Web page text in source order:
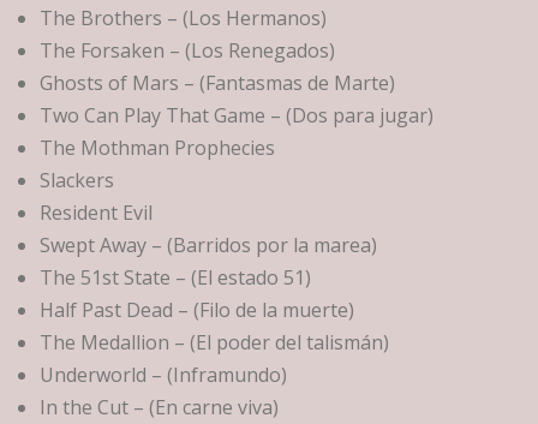
The Brothers – (Los Hermanos)
The Forsaken – (Los Renegados)
Ghosts of Mars – (Fantasmas de Marte)
Two Can Play That Game – (Dos para jugar)
The Mothman Prophecies
Slackers
Resident Evil
Swept Away – (Barridos por la marea)
The 51st State – (El estado 51)
Half Past Dead – (Filo de la muerte)
The Medallion – (El poder del talismán)
Underworld – (Inframundo)
In the Cut – (En carne viva)